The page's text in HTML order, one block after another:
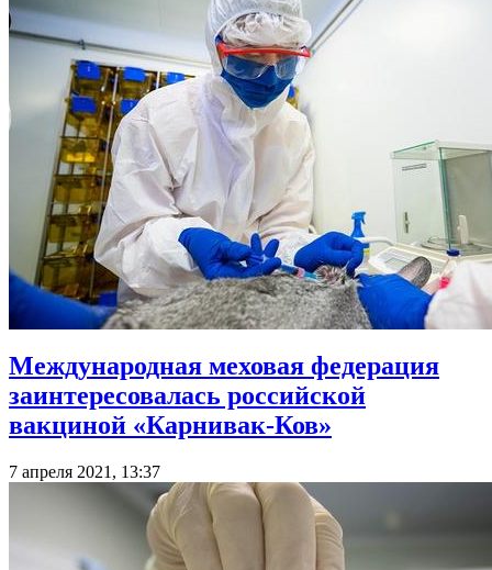
Международная меховая федерация
заинтересовалась российской
вакциной «Карнивак-Ков»
7 апреля 2021, 13:37